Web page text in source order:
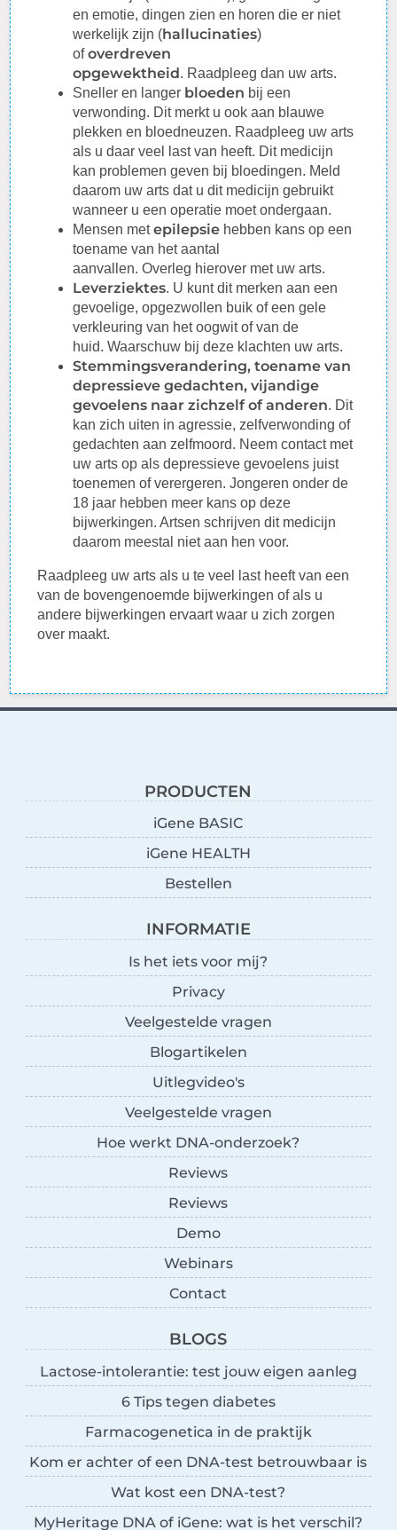
en emotie, dingen zien en horen die er niet
werkelijk zijn (hallucinaties)
ofoverdreven
opgewektheid. Raadpleeg dan uw arts.
Sneller en langer bloeden bij een
verwonding. Dit merkt u ook aan blauwe
plekken en bloedneuzen. Raadpleeg uw arts
als u daar veel last van heeft. Dit medicijn
kan problemen geven bij bloedingen. Meld
daarom uw arts dat u dit medicijn gebruikt
wanneer u een operatie moet ondergaan.
Mensen metepilepsie hebben kans op een
toename van het aantal
aanvallen.Overleg hierover met uw arts.
Leverziektes. U kunt dit merken aan een
gevoelige,opgezwollen buik of een gele
verkleuring van het oogwit of van de
huid.Waarschuw bij deze klachten uw arts.
Stemmingsverandering, toename van
depressieve gedachten, vijandige
gevoelens naar zichzelf of anderen. Dit
kan zich uiten in agressie, zelfverwonding of
gedachten aan zelfmoord. Neem contact met
uw arts op als depressieve gevoelens juist
toenemen of verergeren. Jongeren onder de
18 jaar hebben meer kans op deze
bijwerkingen. Artsen schrijven dit medicijn
daarom meestal niet aan hen voor.
Raadpleeg uw arts als u te veel last heeft van een
van de bovengenoemde bijwerkingen of als u
andere bijwerkingen ervaart waar u zich zorgen
over maakt.
PRODUCTEN
iGene BASIC
iGene HEALTH
Bestellen
INFORMATIE
Is het iets voor mij?
Privacy
Veelgestelde vragen
Blogartikelen
Uitlegvideo's
Veelgestelde vragen
Hoe werkt DNA-onderzoek?
Reviews
Reviews
Demo
Webinars
Contact
BLOGS
Lactose-intolerantie: test jouw eigen aanleg
6 Tips tegen diabetes
Farmacogenetica in de praktijk
Kom er achter of een DNA-test betrouwbaar is
Wat kost een DNA-test?
MyHeritage DNA of iGene: wat is het verschil?